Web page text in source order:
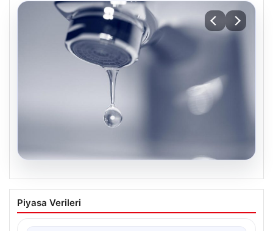
İstanbul’un 8 İlçesinde 19 Saat Su
Kesintisi Planlanıyor: 5 Ağustos İSKİ
Piyasa Verileri